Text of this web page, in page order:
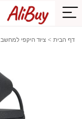
דף הבית > ציוד היקפי למחשב